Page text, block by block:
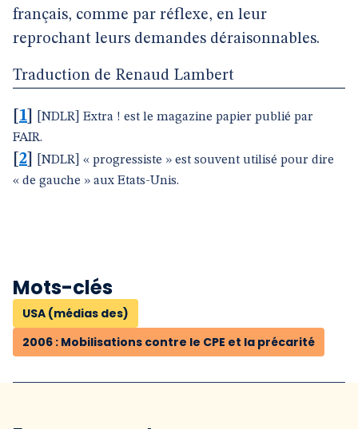
français, comme par réflexe, en leur
reprochant leurs demandes déraisonnables.
Traduction de Renaud Lambert
1
[NDLR] Extra ! est le magazine papier publié par
FAIR.
2
[NDLR] « progressiste » est souvent utilisé pour dire
« de gauche » aux Etats-Unis.
Mots-clés
USA (médias des)
2006 : Mobilisations contre le CPE et la précarité